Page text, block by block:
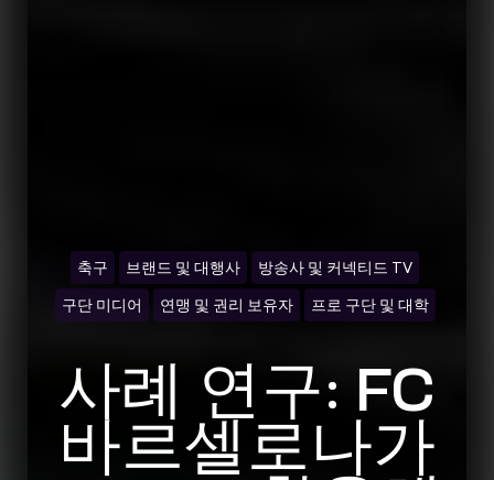
축구 브랜드 및 대행사 방송사 및 커넥티드 TV
구단 미디어 연맹 및 권리 보유자 프로 구단 및 대학
사례 연구: FC
바르셀로나가